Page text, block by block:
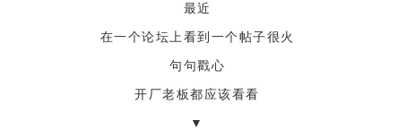
最近
在一个论坛上看到一个帖子很火
句句戳心
开厂老板都应该看看
▼